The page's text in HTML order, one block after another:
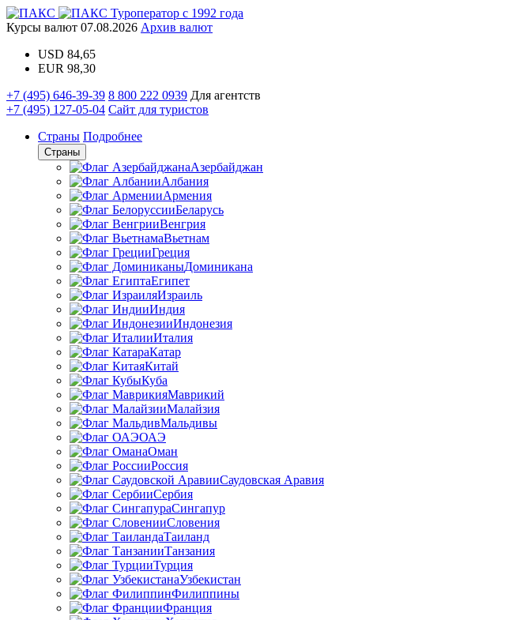
Туроператор с 1992 года
Курсы валют 07.08.2026 Архив валют
USD 84,65
EUR 98,30
+7 (495) 646-39-39 8 800 222 0939 Для агентств
+7 (495) 127-05-04 Сайт для туристов
Страны Подробнее
Страны
Азербайджан
Албания
Армения
Беларусь
Венгрия
Вьетнам
Греция
Доминикана
Египет
Израиль
Индия
Индонезия
Италия
Катар
Китай
Куба
Маврикий
Малайзия
Мальдивы
ОАЭ
Оман
Россия
Саудовская Аравия
Сербия
Сингапур
Словения
Таиланд
Танзания
Турция
Узбекистан
Филиппины
Франция